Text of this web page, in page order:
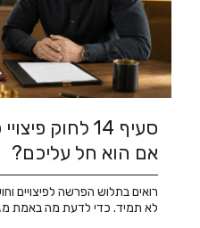
סעיף 14 לחוק
אם הוא חל עליכם?
לא תמיד. כדי לדעת מה באמת